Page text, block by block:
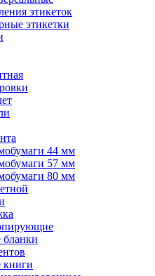
этикеток
этикетки
44 мм
57 мм
80 мм
бланки
книги